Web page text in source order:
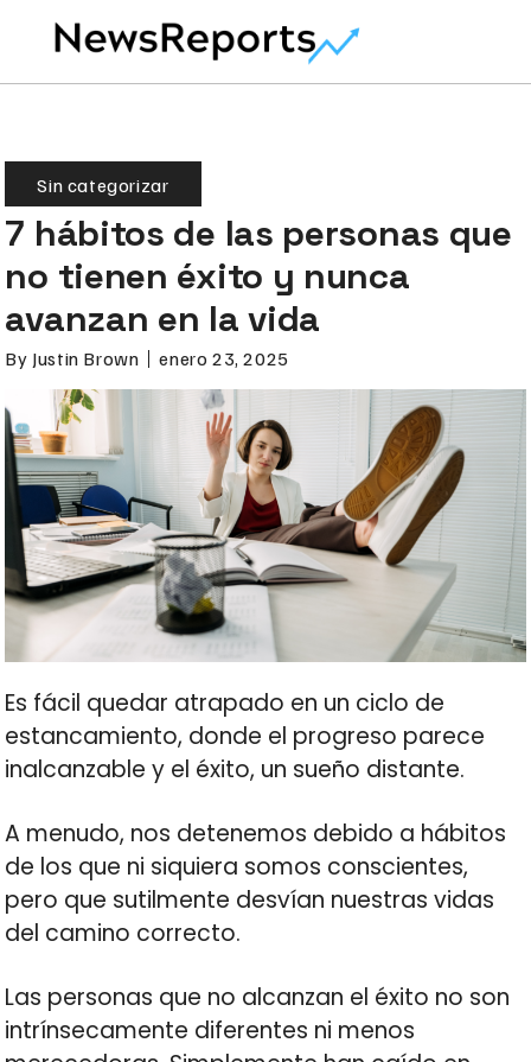
Sin categorizar
7 hábitos de las personas que
no tienen éxito y nunca
avanzan en la vida
By Justin Brown enero 23, 2025
Es fácil quedar atrapado en un ciclo de
estancamiento, donde el progreso parece
inalcanzable y el éxito, un sueño distante.
A menudo, nos detenemos debido a hábitos
de los que ni siquiera somos conscientes,
pero que sutilmente desvían nuestras vidas
del camino correcto.
Las personas que no alcanzan el éxito no son
intrínsecamente diferentes ni menos